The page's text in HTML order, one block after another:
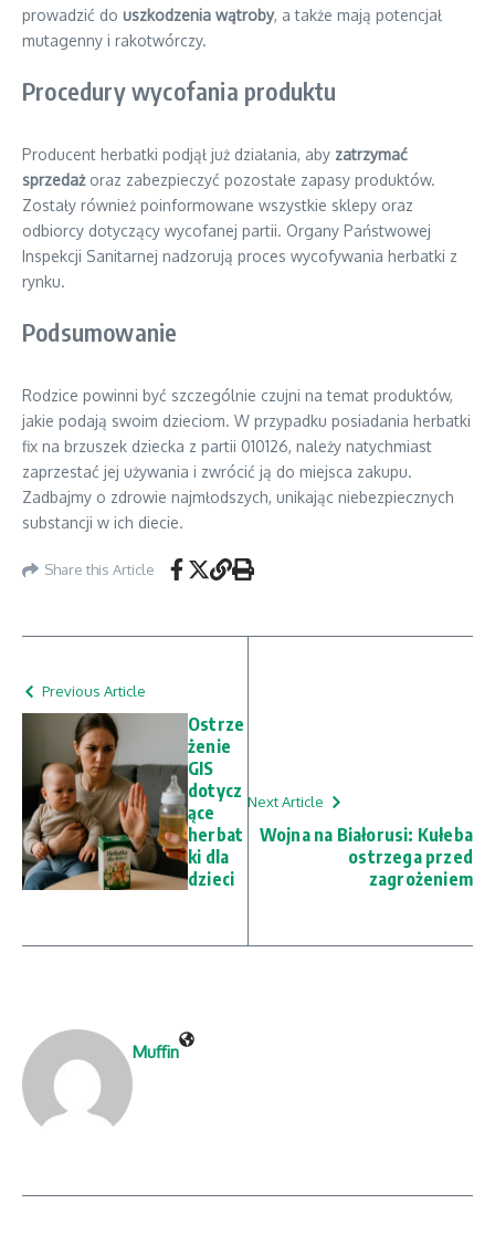
prowadzić do uszkodzenia wątroby, a także mają potencjał
mutagenny i rakotwórczy.
Procedury wycofania produktu
Producent herbatki podjął już działania, aby zatrzymać
sprzedażoraz zabezpieczyć pozostałe zapasy produktów.
Zostały również poinformowane wszystkie sklepy oraz
odbiorcy dotyczący wycofanej partii. Organy Państwowej
Inspekcji Sanitarnej nadzorują proces wycofywania herbatki z
rynku.
Podsumowanie
Rodzice powinni być szczególnie czujni na temat produktów,
jakie podają swoim dzieciom. W przypadku posiadania herbatki
fix na brzuszek dziecka z partii 010126, należy natychmiast
zaprzestać jej używania i zwrócić ją do miejsca zakupu.
Zadbajmy o zdrowie najmłodszych, unikając niebezpiecznych
substancji w ich diecie.
Share this Article
Previous Article
Ostrze
żenie
GIS
dotycz
ące
herbat
ki dla
dzieci
Next Article
Wojna na Białorusi: Kułeba
ostrzega przed
zagrożeniem
Muffin